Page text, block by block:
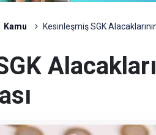
Kamu Kesinleşmiş SGK